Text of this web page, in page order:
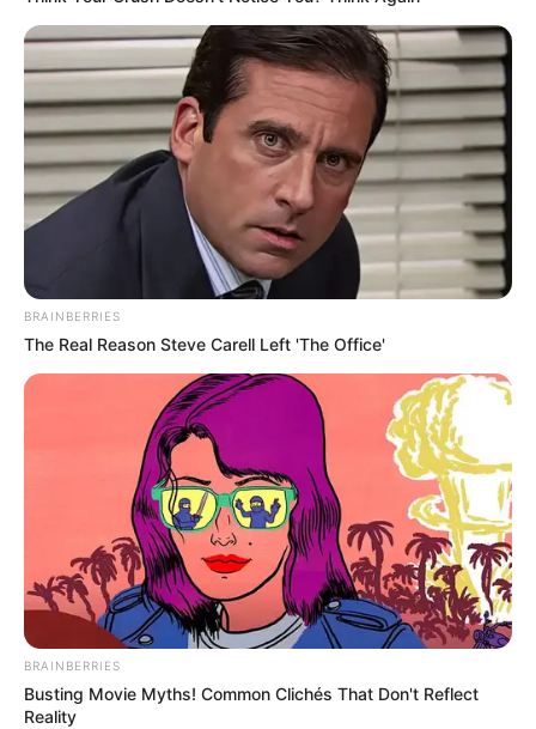
BRAINBERRIES
The Real Reason Steve Carell Left 'The Office'
BRAINBERRIES
Busting Movie Myths! Common Clichés That Don't Reflect
Reality